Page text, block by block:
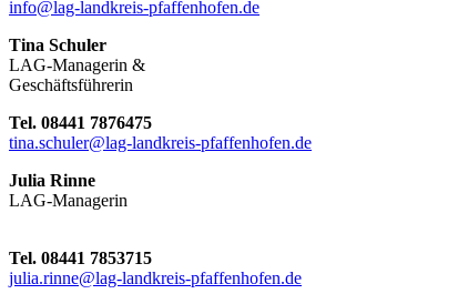
info@lag-landkreis-pfaffenhofen.de
Tina Schuler
LAG-Managerin &
Geschäftsführerin
Tel. 08441 7876475
tina.schuler@lag-landkreis-pfaffenhofen.de
Julia Rinne
LAG-Managerin
Tel. 08441 7853715
julia.rinne@lag-landkreis-pfaffenhofen.de